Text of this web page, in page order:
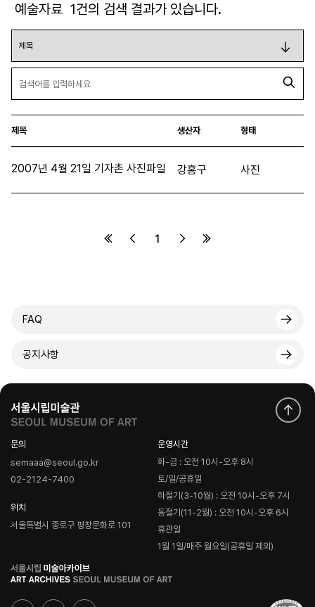
예술자료 1건의 검색 결과가 있습니다.
제목 생산자 형태
2007년 4월 21일 기자촌 사진파일 강홍구 사진
1
FAQ
공지사항
문의
semaaa@seoul.go.kr
02-2124-7400
위치
서울특별시 종로구 평창문화로 101
운영시간
화-금 : 오전 10시-오후 8시
토/일/공휴일
하절기(3-10월) : 오전 10시-오후 7시
동절기(11-2월) : 오전 10시-오후 6시
휴관일
1월 1일/매주 월요일(공휴일 제외)
로
고